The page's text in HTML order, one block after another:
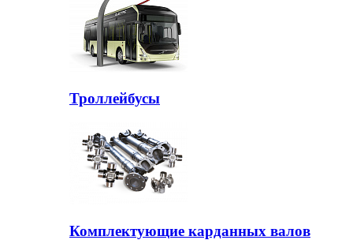
Троллейбусы
Комплектующие карданных валов